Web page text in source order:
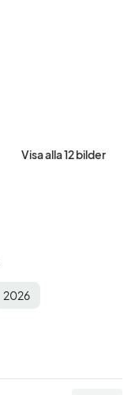
Visa alla 12 bilder
2026